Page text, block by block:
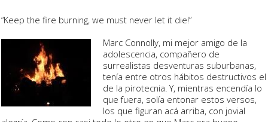
“Keep the fire burning, we must never let it die!”
Marc Connolly, mi mejor amigo de la
adolescencia, compañero de
surrealistas desventuras suburbanas,
tenía entre otros hábitos destructivos el
de la pirotecnia. Y, mientras encendía lo
que fuera, solía entonar estos versos,
los que figuran acá arriba, con jovial